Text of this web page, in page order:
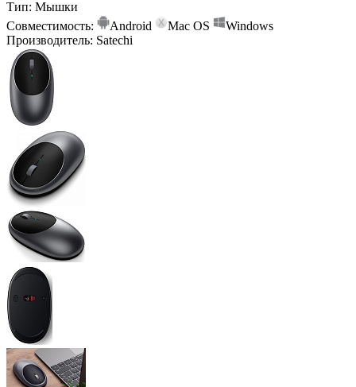
Тип: Мышки
Совместимость:
Android Mac OS
Windows
Производитель: Satechi